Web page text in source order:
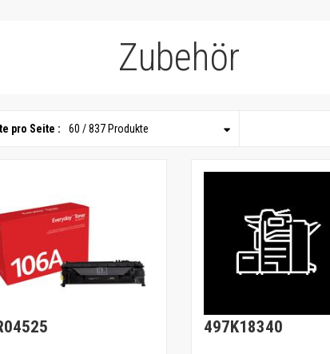
Zubehör
pro Seite : 60 / 837 Produkte
497K18340